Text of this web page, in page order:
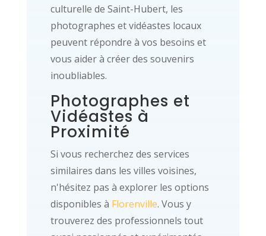
culturelle de Saint-Hubert, les
photographes et vidéastes locaux
peuvent répondre à vos besoins et
vous aider à créer des souvenirs
inoubliables.
Photographes et
Vidéastes à
Proximité
Si vous recherchez des services
similaires dans les villes voisines,
n'hésitez pas à explorer les options
disponibles à Florenville. Vous y
trouverez des professionnels tout